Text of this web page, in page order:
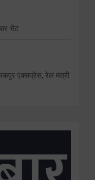
भेंट
एक्सप्रेस, रेल मंत्री